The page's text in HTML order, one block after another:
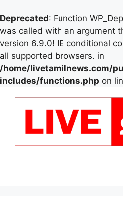
Deprecated: Function
was called with an argument
version 6.9.0! IE conditional
all supported browsers. in
/home/livetamilnews.com/
includes/functions.php on